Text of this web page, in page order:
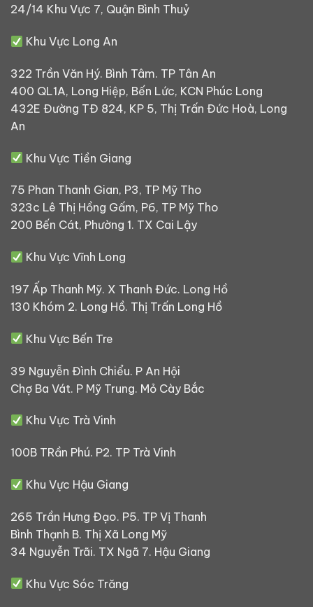
24/14 Khu Vực 7, Quận Bình Thuỷ
Khu Vực Long An
322 Trần Văn Hý. Bình Tâm. TP Tân An
400 QL1A, Long Hiệp, Bến Lức, KCN Phúc Long
432E Đường TĐ 824, KP 5, Thị Trấn Đức Hoà, Long
An
Khu Vực Tiền Giang
75 Phan Thanh Gian, P3, TP Mỹ Tho
323c Lê Thị Hồng Gấm, P6, TP Mỹ Tho
200 Bến Cát, Phường 1. TX Cai Lậy
Khu Vực Vĩnh Long
197 Ấp Thanh Mỹ. X Thanh Đức. Long Hồ
130 Khóm 2. Long Hồ. Thị Trấn Long Hồ
Khu Vực Bến Tre
39 Nguyễn Đình Chiểu. P An Hội
Chợ Ba Vát. P Mỹ Trung. Mỏ Cày Bắc
Khu Vực Trà Vinh
100B TRần Phú. P2. TP Trà Vinh
Khu Vực Hậu Giang
265 Trần Hưng Đạo. P5. TP Vị Thanh
Bình Thạnh B. Thị Xã Long Mỹ
34 Nguyễn Trãi. TX Ngã 7. Hậu Giang
Khu Vực Sóc Trăng